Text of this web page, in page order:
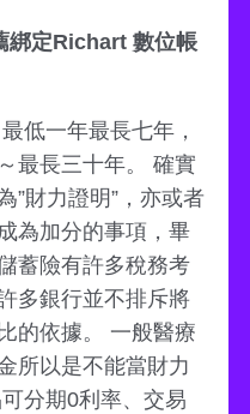
綁定Richart 數位帳
低一年最長七年，
最長三十年。 確實
”財力證明”，亦或者
為加分的事項，畢
蓄險有許多稅務考
多銀行並不排斥將
的依據。 一般醫療
所以是不能當財力
分期0利率、交易